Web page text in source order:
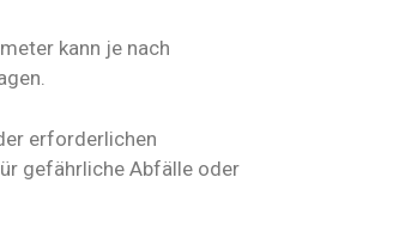
kann je nach
erforderlichen
gefährliche Abfälle oder